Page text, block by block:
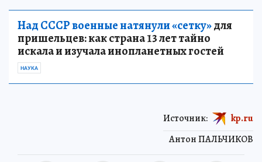
Над СССР военные натянули «сетку»для
пришельцев: как страна 13 лет тайно
искала и изучала инопланетных гостей
НАУКА
Антон ПАЛЬЧИКОВ
Источник: kp.ru